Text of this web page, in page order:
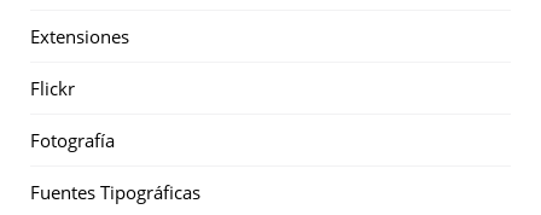
Extensiones
Flickr
Fotografía
Fuentes Tipográficas